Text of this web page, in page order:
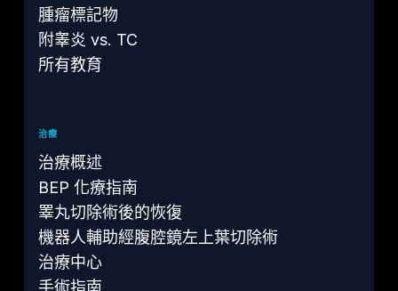
腫瘤標記物
附睾炎 vs. TC
所有教育
治療
治療概述
BEP 化療指南
睪丸切除術後的恢復
機器人輔助經腹腔鏡左上葉切除術
治療中心
手術指南